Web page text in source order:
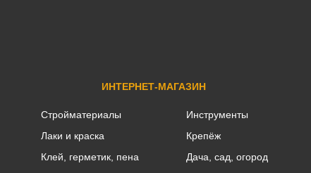
ИНТЕРНЕТ-МАГАЗИН
Стройматериалы
Лаки и краска
Клей, герметик, пена
Инструменты
Крепёж
Дача, сад, огород